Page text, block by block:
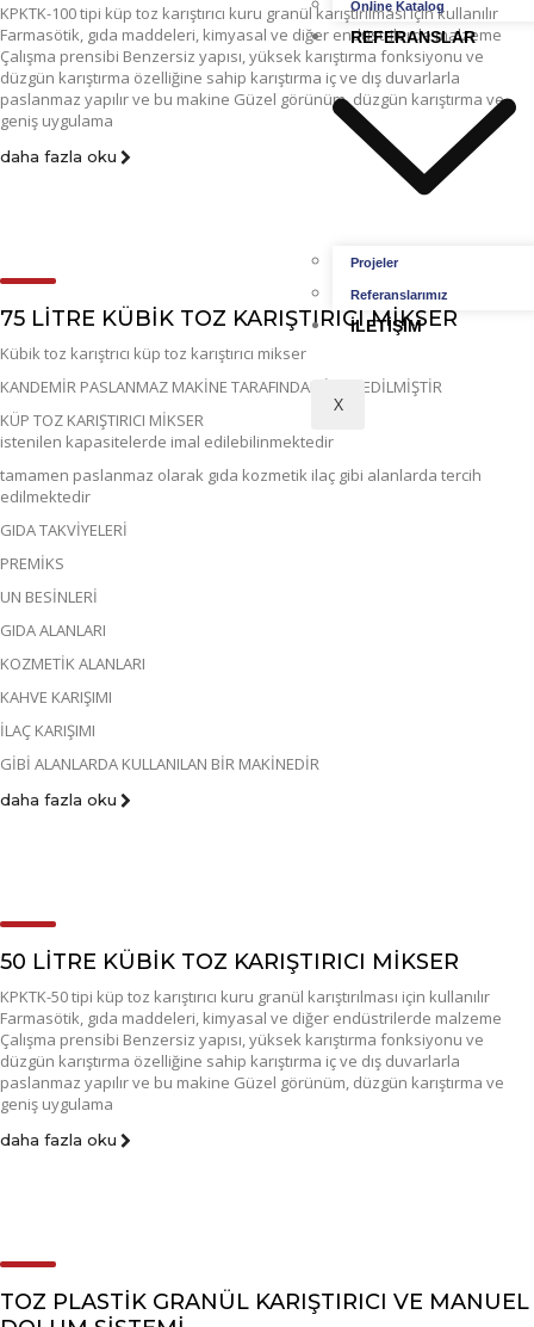
Online Katalog
REFERANSLAR
Projeler
Referanslarımız
İLETIŞIM
X
KPKTK-100 tipi küp toz karıştırıcı kuru granül karıştırılması için kullanılır
Farmasötik, gıda maddeleri, kimyasal ve diğer endüstrilerde malzeme
Çalışma prensibi Benzersiz yapısı, yüksek karıştırma fonksiyonu ve
düzgün karıştırma özelliğine sahip karıştırma iç ve dış duvarlarla
paslanmaz yapılır ve bu makine Güzel görünüm, düzgün karıştırma ve
geniş uygulama
daha fazla oku
75 LİTRE KÜBİK TOZ KARIŞTIRICI MİKSER
Kübik toz karıştrıcı küp toz karıştırıcı mikser
KANDEMİR PASLANMAZ MAKİNE TARAFINDAN İMAL EDİLMİŞTİR
KÜP TOZ KARIŞTIRICI MİKSER
istenilen kapasitelerde imal edilebilinmektedir
tamamen paslanmaz olarak gıda kozmetik ilaç gibi alanlarda tercih
edilmektedir
GIDA TAKVİYELERİ
PREMİKS
UN BESİNLERİ
GIDA ALANLARI
KOZMETİK ALANLARI
KAHVE KARIŞIMI
İLAÇ KARIŞIMI
GİBİ ALANLARDA KULLANILAN BİR MAKİNEDİR
daha fazla oku
50 LİTRE KÜBİK TOZ KARIŞTIRICI MİKSER
KPKTK-50 tipi küp toz karıştırıcı kuru granül karıştırılması için kullanılır
Farmasötik, gıda maddeleri, kimyasal ve diğer endüstrilerde malzeme
Çalışma prensibi Benzersiz yapısı, yüksek karıştırma fonksiyonu ve
düzgün karıştırma özelliğine sahip karıştırma iç ve dış duvarlarla
paslanmaz yapılır ve bu makine Güzel görünüm, düzgün karıştırma ve
geniş uygulama
daha fazla oku
TOZ PLASTİK GRANÜL KARIŞTIRICI VE MANUEL